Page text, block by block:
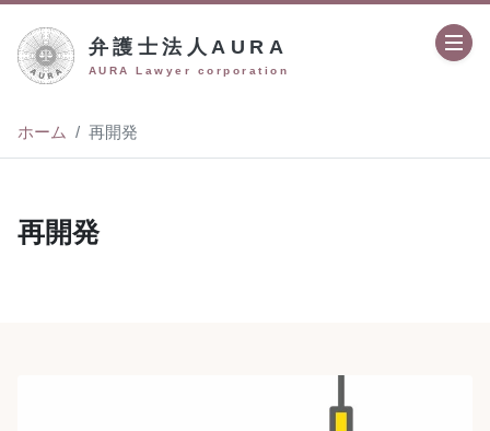
弁護士法人AURA
AURA Lawyer corporation
ホーム 再開発
再開発